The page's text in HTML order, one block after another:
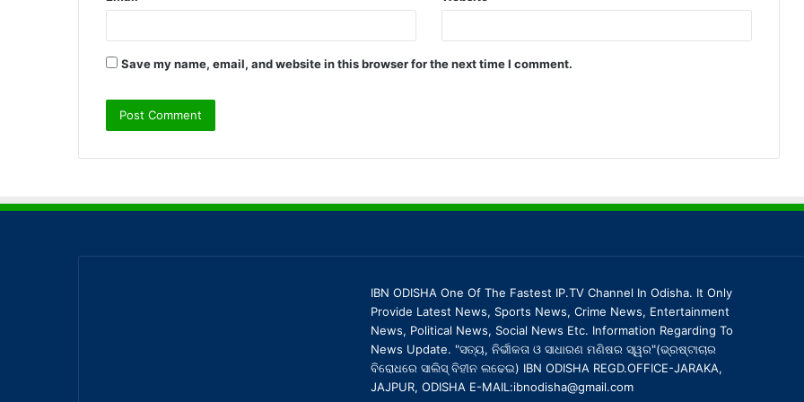
Save my name, email, and website in this browser for the next time I comment.
IBN ODISHA One Of The Fastest IP.TV Channel In Odisha. It Only
Provide Latest News, Sports News, Crime News, Entertainment
News, Political News, Social News Etc. Information Regarding To
News Update. "ସତ୍ୟ, ନିର୍ଭୀକତା ଓ ସାଧାରଣ ମଣିଷର ସ୍ୱର"(ଭ୍ରଷ୍ଟାଚାର
ବିରୋଧରେ ସାଲିସ୍ ବିହୀନ ଲଢେଇ) IBN ODISHA REGD.OFFICE-JARAKA,
JAJPUR, ODISHA E-MAIL:ibnodisha@gmail.com